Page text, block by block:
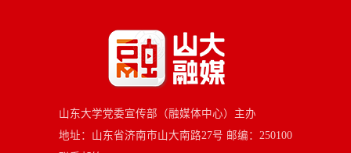
山东大学党委宣传部（融媒体中心）主办
地址：山东省济南市山大南路27号 邮编：250100